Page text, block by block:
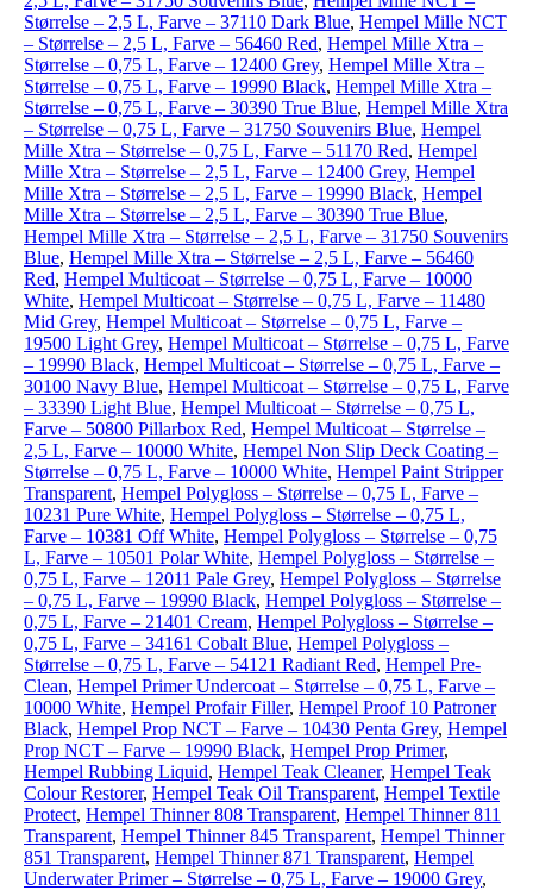
Størrelse – 2,5 L, Farve – 37110 Dark Blue, Hempel Mille NCT
– Størrelse – 2,5 L, Farve – 56460 Red, Hempel Mille Xtra –
Størrelse – 0,75 L, Farve – 12400 Grey, Hempel Mille Xtra –
Størrelse – 0,75 L, Farve – 19990 Black, Hempel Mille Xtra –
Størrelse – 0,75 L, Farve – 30390 True Blue, Hempel Mille Xtra
– Størrelse – 0,75 L, Farve – 31750 Souvenirs Blue, Hempel
Mille Xtra – Størrelse – 0,75 L, Farve – 51170 Red, Hempel
Mille Xtra – Størrelse – 2,5 L, Farve – 12400 Grey, Hempel
Mille Xtra – Størrelse – 2,5 L, Farve – 19990 Black, Hempel
Mille Xtra – Størrelse – 2,5 L, Farve – 30390 True Blue,
Hempel Mille Xtra – Størrelse – 2,5 L, Farve – 31750 Souvenirs
Blue, Hempel Mille Xtra – Størrelse – 2,5 L, Farve – 56460
Red, Hempel Multicoat – Størrelse – 0,75 L, Farve – 10000
White, Hempel Multicoat – Størrelse – 0,75 L, Farve – 11480
Mid Grey, Hempel Multicoat – Størrelse – 0,75 L, Farve –
19500 Light Grey, Hempel Multicoat – Størrelse – 0,75 L, Farve
– 19990 Black, Hempel Multicoat – Størrelse – 0,75 L, Farve –
30100 Navy Blue, Hempel Multicoat – Størrelse – 0,75 L, Farve
– 33390 Light Blue, Hempel Multicoat – Størrelse – 0,75 L,
Farve – 50800 Pillarbox Red, Hempel Multicoat – Størrelse –
2,5 L, Farve – 10000 White, Hempel Non Slip Deck Coating –
Størrelse – 0,75 L, Farve – 10000 White, Hempel Paint Stripper
Transparent, Hempel Polygloss – Størrelse – 0,75 L, Farve –
10231 Pure White, Hempel Polygloss – Størrelse – 0,75 L,
Farve – 10381 Off White, Hempel Polygloss – Størrelse – 0,75
L, Farve – 10501 Polar White, Hempel Polygloss – Størrelse –
0,75 L, Farve – 12011 Pale Grey, Hempel Polygloss – Størrelse
– 0,75 L, Farve – 19990 Black, Hempel Polygloss – Størrelse –
0,75 L, Farve – 21401 Cream, Hempel Polygloss – Størrelse –
0,75 L, Farve – 34161 Cobalt Blue, Hempel Polygloss –
Størrelse – 0,75 L, Farve – 54121 Radiant Red, Hempel Pre-
Clean, Hempel Primer Undercoat – Størrelse – 0,75 L, Farve –
10000 White, Hempel Profair Filler, Hempel Proof 10 Patroner
Black, Hempel Prop NCT – Farve – 10430 Penta Grey, Hempel
Prop NCT – Farve – 19990 Black, Hempel Prop Primer,
Hempel Rubbing Liquid, Hempel Teak Cleaner, Hempel Teak
Colour Restorer, Hempel Teak Oil Transparent, Hempel Textile
Protect, Hempel Thinner 808 Transparent, Hempel Thinner 811
Transparent, Hempel Thinner 845 Transparent, Hempel Thinner
851 Transparent, Hempel Thinner 871 Transparent, Hempel
Underwater Primer – Størrelse – 0,75 L, Farve – 19000 Grey,